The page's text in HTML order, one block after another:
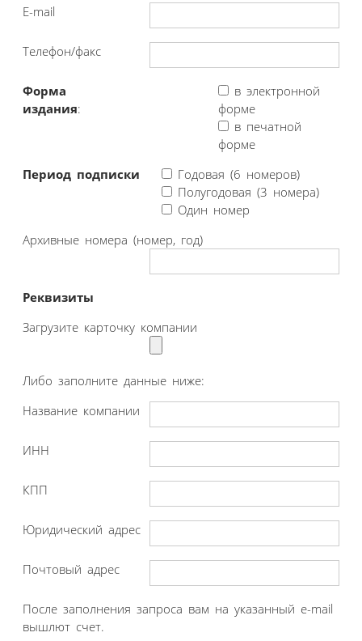
E-mail
Телефон/факс
Форма
издания:
в электронной
форме
в печатной
форме
Период подписки
Годовая (6 номеров)
Полугодовая (3 номера)
Один номер
Архивные номера (номер, год)
Реквизиты
Загрузите карточку компании
Либо заполните данные ниже:
Название компании
ИНН
КПП
Юридический адрес
Почтовый адрес
После заполнения запроса вам на указанный e-mail
вышлют счет.